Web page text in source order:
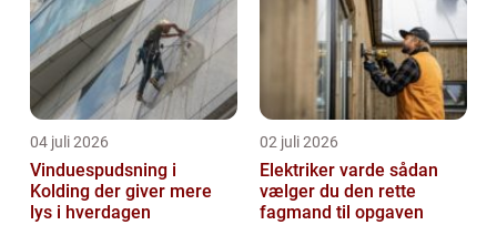
04 juli 2026
Vinduespudsning i
Kolding der giver mere
lys i hverdagen
02 juli 2026
Elektriker varde sådan
vælger du den rette
fagmand til opgaven